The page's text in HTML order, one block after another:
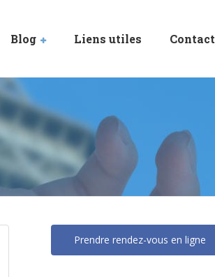
Blog Liens utiles Contact
Prendre rendez-vous en ligne